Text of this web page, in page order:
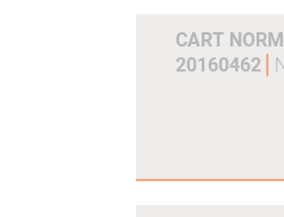
CART
20160462